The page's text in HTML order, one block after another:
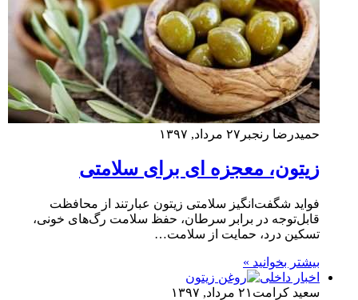
حمیدرضا رنجبر ۲۷ مرداد, ۱۳۹۷
زیتون، معجزه ای برای سلامتی
فواید شگفت‌انگیز سلامتی زیتون عبارتند از محافظت
قابل‌توجه در برابر سرطان، حفظ سلامت رگ‌های خونی،
تسکین درد، حمایت از سلامت…
بیشتر بخوانید »
اخبار داخلی
سعید کرامت ۲۱ مرداد, ۱۳۹۷